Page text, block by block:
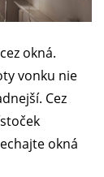
okná.
vonku nie
Cez
okná